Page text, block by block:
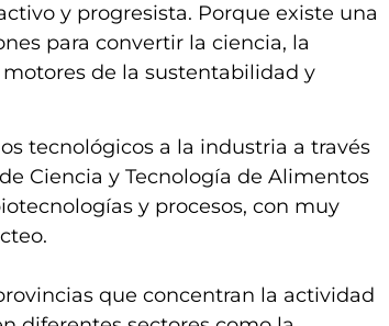
y progresista. Porque existe una
para convertir la ciencia, la
de la sustentabilidad y
tecnológicos a la industria a través
Ciencia y Tecnología de Alimentos
y procesos, con muy
que concentran la actividad